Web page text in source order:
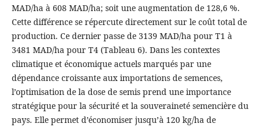
MAD/ha à 608 MAD/ha; soit une augmentation de 128,6 %.
Cette différence se répercute directement sur le coût total de
production. Ce dernier passe de 3139 MAD/ha pour T1 à
3481 MAD/ha pour T4 (Tableau 6). Dans les contextes
climatique et économique actuels marqués par une
dépendance croissante aux importations de semences,
l’optimisation de la dose de semis prend une importance
stratégique pour la sécurité et la souveraineté semencière du
pays. Elle permet d’économiser jusqu’à 120 kg/ha de